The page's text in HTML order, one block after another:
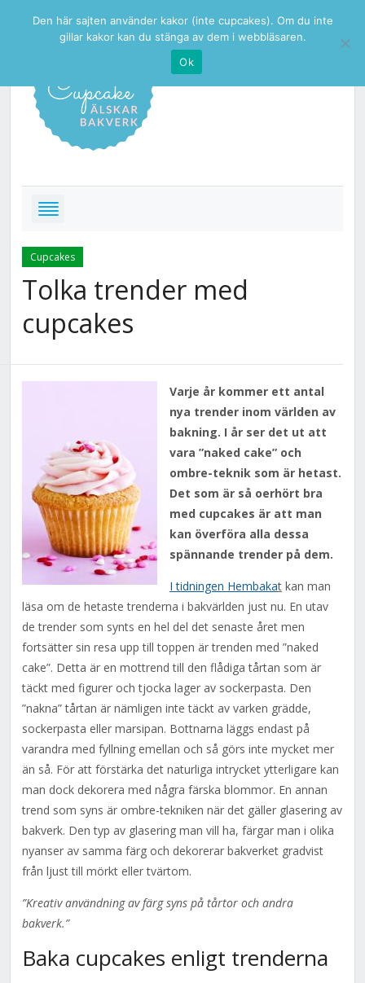
Cupcakes
Tolka trender med
cupcakes
Varje år kommer ett antal
nya trender inom världen av
bakning. I år ser det ut att
vara ”naked cake” och
ombre-teknik som är hetast.
Det som är så oerhört bra
med cupcakes är att man
kan överföra alla dessa
spännande trender på dem.
I tidningen Hembakatkan man
läsa om de hetaste trenderna i bakvärlden just nu. En utav
de trender som synts en hel del det senaste året men
fortsätter sin resa upp till toppen är trenden med ”naked
cake”. Detta är en mottrend till den flådiga tårtan som är
täckt med figurer och tjocka lager av sockerpasta. Den
”nakna” tårtan är nämligen inte täckt av varken grädde,
sockerpasta eller marsipan. Bottnarna läggs endast på
varandra med fyllning emellan och så görs inte mycket mer
än så. För att förstärka det naturliga intrycket ytterligare kan
man dock dekorera med några färska blommor. En annan
trend som syns är ombre-tekniken när det gäller glasering av
bakverk. Den typ av glasering man vill ha, färgar man i olika
nyanser av samma färg och dekorerar bakverket gradvist
från ljust till mörkt eller tvärtom.
”Kreativ användning av färg syns på tårtor och andra
bakverk.”
Baka cupcakes enligt trenderna
Den här sajten använder kakor (inte cupcakes). Om du inte
gillar kakor kan du stänga av dem i webbläsaren.
Ok